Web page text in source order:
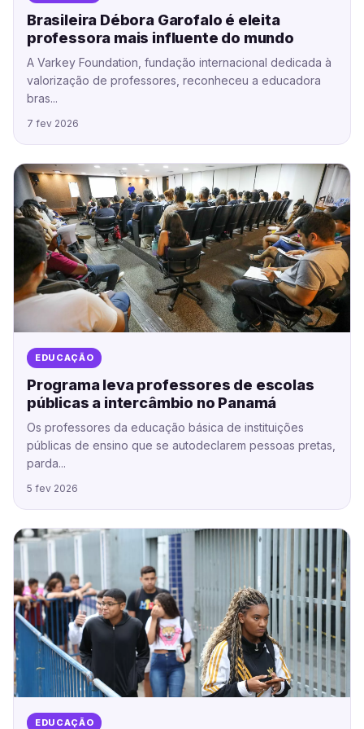
Brasileira Débora Garofalo é eleita
professora mais influente do mundo
A Varkey Foundation, fundação internacional dedicada à
valorização de professores, reconheceu a educadora
bras...
7 fev 2026
EDUCAÇÃO
Programa leva professores de escolas
públicas a intercâmbio no Panamá
Os professores da educação básica de instituições
públicas de ensino que se autodeclarem pessoas pretas,
parda...
5 fev 2026
EDUCAÇÃO